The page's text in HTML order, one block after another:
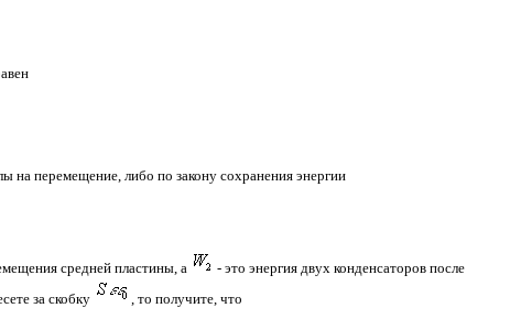
на перемещение, либо по закону сохранения энергии
средней пластины, а
- это энергия двух конденсаторов после
за скобку
, то получите, что